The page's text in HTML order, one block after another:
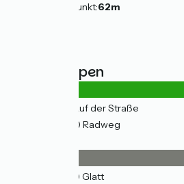
Höchster Punkt:62m
Straßentypen
(12%) Auf der Straße
(88%) Radweg
(85%) Glatt